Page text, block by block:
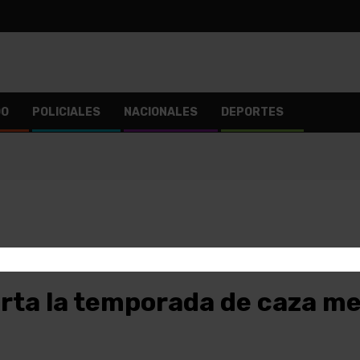
POLICIALES NACIONALES DEPORTES
la temporada de caza